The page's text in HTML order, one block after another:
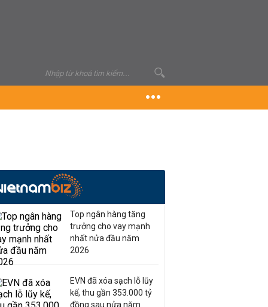
Top ngân hàng tăng
trưởng cho vay mạnh
nhất nửa đầu năm
2026
EVN đã xóa sạch lỗ lũy
kế, thu gần 353.000 tỷ
đồng sau nửa năm